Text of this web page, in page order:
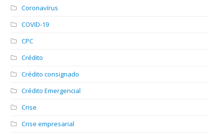
Coronavírus
COVID-19
CPC
Crédito
Crédito consignado
Crédito Emergencial
Crise
Crise empresarial